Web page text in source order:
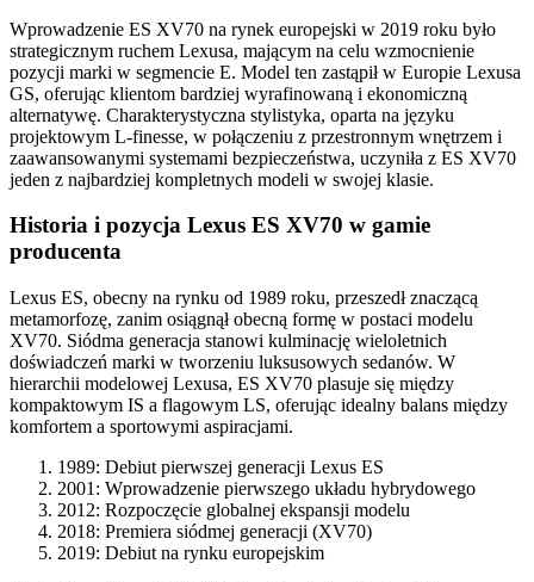
Wprowadzenie ES XV70 na rynek europejski w 2019 roku było
strategicznym ruchem Lexusa, mającym na celu wzmocnienie
pozycji marki w segmencie E. Model ten zastąpił w Europie Lexusa
GS, oferując klientom bardziej wyrafinowaną i ekonomiczną
alternatywę. Charakterystyczna stylistyka, oparta na języku
projektowym L-finesse, w połączeniu z przestronnym wnętrzem i
zaawansowanymi systemami bezpieczeństwa, uczyniła z ES XV70
jeden z najbardziej kompletnych modeli w swojej klasie.
Historia i pozycja Lexus ES XV70 w gamie
producenta
Lexus ES, obecny na rynku od 1989 roku, przeszedł znaczącą
metamorfozę, zanim osiągnął obecną formę w postaci modelu
XV70. Siódma generacja stanowi kulminację wieloletnich
doświadczeń marki w tworzeniu luksusowych sedanów. W
hierarchii modelowej Lexusa, ES XV70 plasuje się między
kompaktowym IS a flagowym LS, oferując idealny balans między
komfortem a sportowymi aspiracjami.
1989: Debiut pierwszej generacji Lexus ES
2001: Wprowadzenie pierwszego układu hybrydowego
2012: Rozpoczęcie globalnej ekspansji modelu
2018: Premiera siódmej generacji (XV70)
2019: Debiut na rynku europejskim